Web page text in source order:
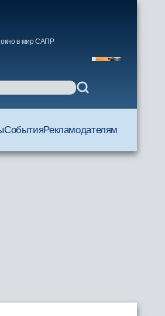
в мир САПР
СобытияРекламодателям